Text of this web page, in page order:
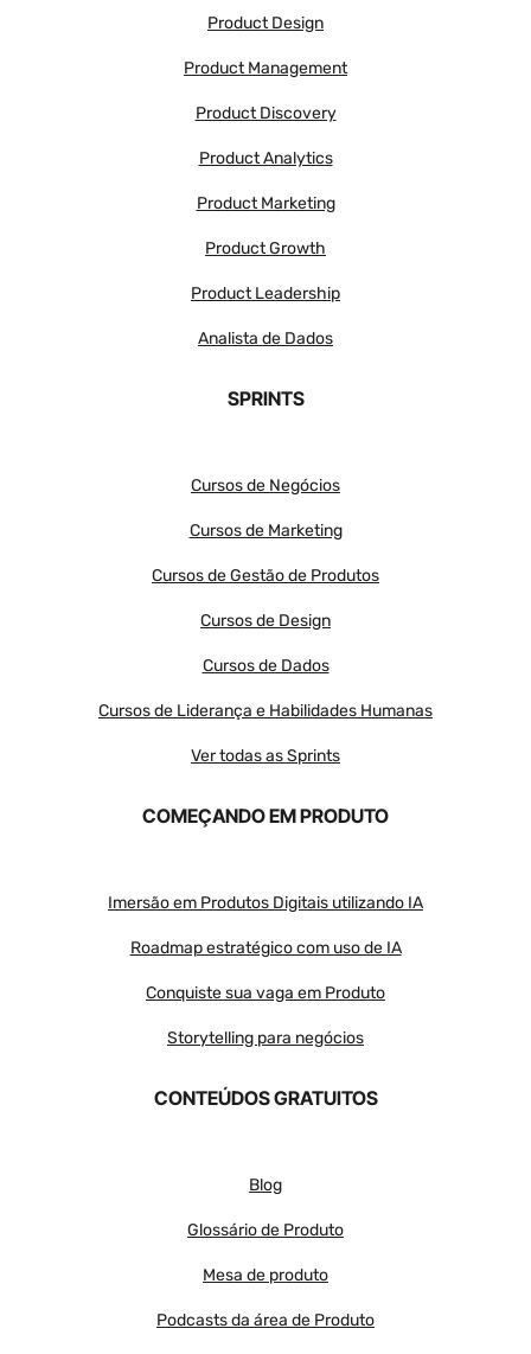
Product Design
Product Management
Product Discovery
Product Analytics
Product Marketing
Product Growth
Product Leadership
Analista de Dados
SPRINTS
Cursos de Negócios
Cursos de Marketing
Cursos de Gestão de Produtos
Cursos de Design
Cursos de Dados
Cursos de Liderança e Habilidades Humanas
Ver todas as Sprints
COMEÇANDO EM PRODUTO
Imersão em Produtos Digitais utilizando IA
Roadmap estratégico com uso de IA
Conquiste sua vaga em Produto
Storytelling para negócios
CONTEÚDOS GRATUITOS
Blog
Glossário de Produto
Mesa de produto
Podcasts da área de Produto